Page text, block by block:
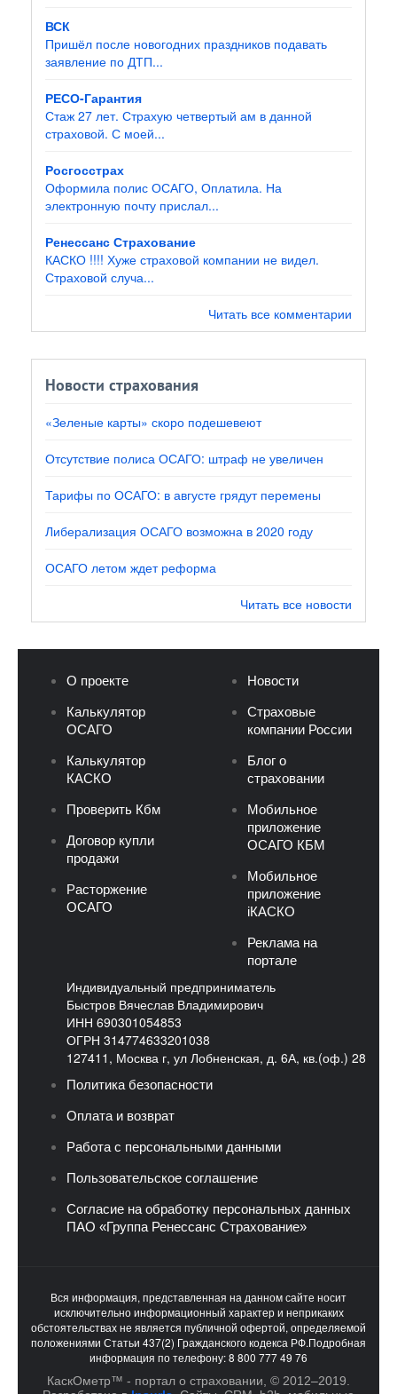
ВСК
Пришёл после новогодних праздников подавать
заявление по ДТП...
РЕСО-Гарантия
Стаж 27 лет. Страхую четвертый ам в данной
страховой. С моей...
Росгосстрах
Оформила полис ОСАГО, Оплатила. На
электронную почту прислал...
Ренессанс Страхование
КАСКО !!!! Хуже страховой компании не видел.
Страховой случа...
Читать все комментарии
Новости страхования
«Зеленые карты» скоро подешевеют
Отсутствие полиса ОСАГО: штраф не увеличен
Тарифы по ОСАГО: в августе грядут перемены
Либерализация ОСАГО возможна в 2020 году
ОСАГО летом ждет реформа
Читать все новости
О проекте
Калькулятор
ОСАГО
Калькулятор
КАСКО
Проверить Кбм
Договор купли
продажи
Расторжение
ОСАГО
Новости
Страховые
компании России
Блог о
страховании
Мобильное
приложение
ОСАГО КБМ
Мобильное
приложение
iКАСКО
Реклама на
портале
Индивидуальный предприниматель
Быстров Вячеслав Владимирович
ИНН 690301054853
ОГРН 314774633201038
127411, Москва г, ул Лобненская, д. 6А, кв.(оф.) 28
Политика безопасности
Оплата и возврат
Работа с персональными данными
Пользовательское соглашение
Согласие на обработку персональных данных
ПАО «Группа Ренессанс Страхование»
Вся информация, представленная на данном сайте носит
исключительно информационный характер и неприкаких
обстоятельствах не является публичной офертой, определяемой
положениями Статьи 437(2) Гражданского кодекса РФ.Подробная
информация по телефону: 8 800 777 49 76
КаскОметр™ - портал о страховании, © 2012–2019.